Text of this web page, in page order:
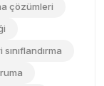
çözümleri